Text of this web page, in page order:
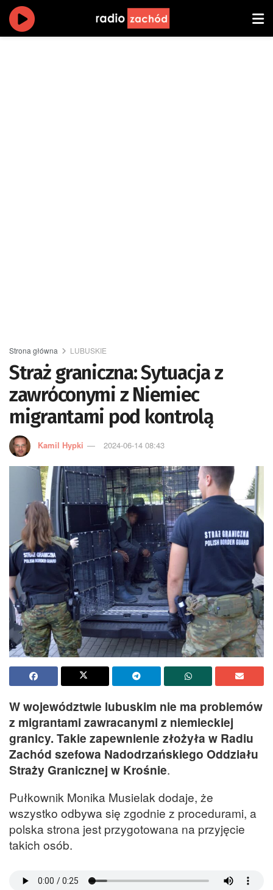
Strona główna LUBUSKIE
Straż graniczna: Sytuacja z
zawróconymi z Niemiec
migrantami pod kontrolą
Kamil Hypki 2024-06-14 08:43
W województwie lubuskim nie ma problemów
z migrantami zawracanymi z niemieckiej
granicy. Takie zapewnienie złożyła w Radiu
Zachód szefowa Nadodrzańskiego Oddziału
Straży Granicznej w Krośnie.
Pułkownik Monika Musielak dodaje, że
wszystko odbywa się zgodnie z procedurami, a
polska strona jest przygotowana na przyjęcie
takich osób.